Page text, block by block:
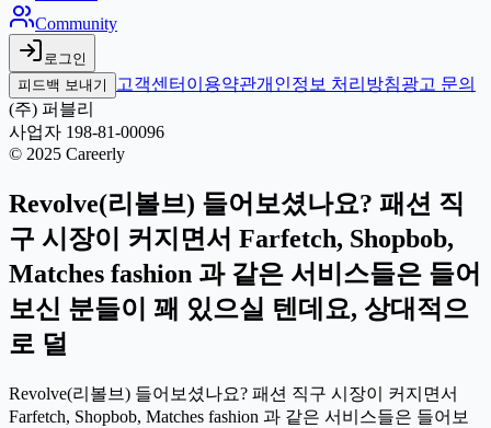
Community
로그인
피드백 보내기
고객센터 이용약관개인정보 처리방침광고 문의
(주) 퍼블리
사업자 198-81-00096
© 2025 Careerly
Revolve(리볼브) 들어보셨나요? 패션 직
구 시장이 커지면서 Farfetch, Shopbob,
Matches fashion 과 같은 서비스들은 들어
보신 분들이 꽤 있으실 텐데요, 상대적으
로 덜
Revolve(리볼브) 들어보셨나요? 패션 직구 시장이 커지면서
Farfetch, Shopbob, Matches fashion 과 같은 서비스들은 들어보